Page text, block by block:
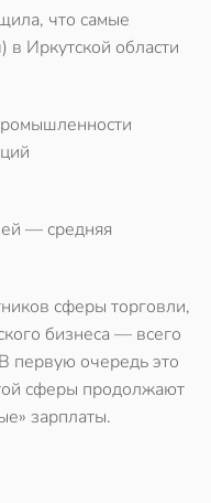
что самые
в Иркутской области
— средняя
сферы торговли,
бизнеса — всего
первую очередь это
сферы продолжают
зарплаты.